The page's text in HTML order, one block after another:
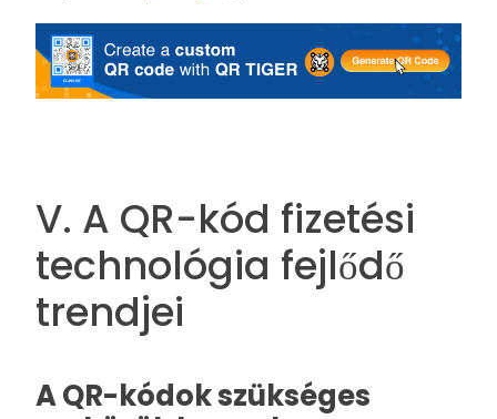
V. A QR-kód fizetési
technológia fejlődő
trendjei
A QR-kódok szükséges